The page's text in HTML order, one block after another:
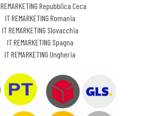
Repubblica Ceca
IT REMARKETING Romania
IT REMARKETING Slovacchia
IT REMARKETING Spagna
IT REMARKETING Ungheria